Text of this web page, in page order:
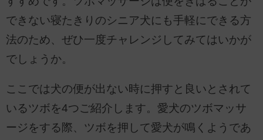
できない寝たきりのシニア犬にも手軽にできる方
法のため、ぜひ一度チャレンジしてみてはいかが
でしょうか。
ここでは犬の便が出ない時に押すと良いとされて
いるツボを4つご紹介します。愛犬のツボマッサ
ージをする際、ツボを押して愛犬が鳴くようであ